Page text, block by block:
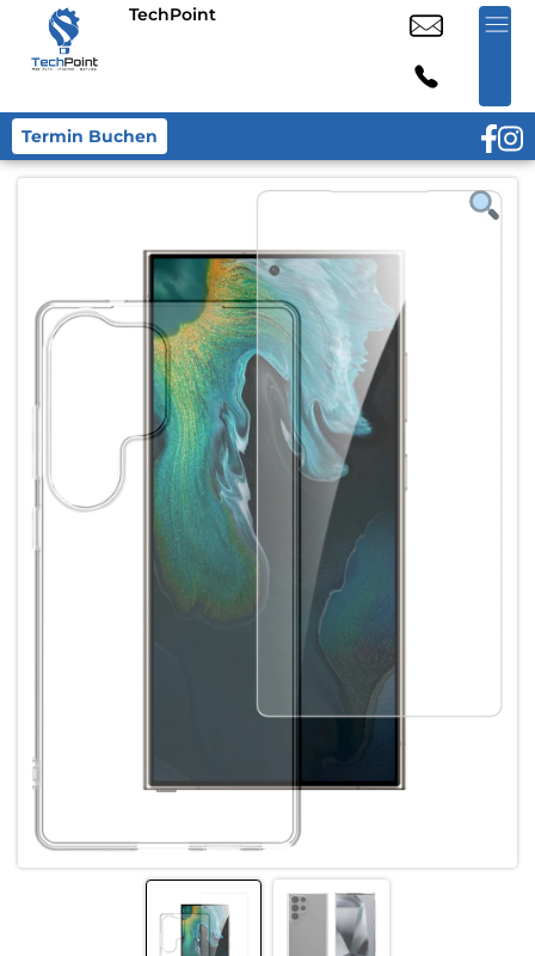
TechPoint
Termin Buchen